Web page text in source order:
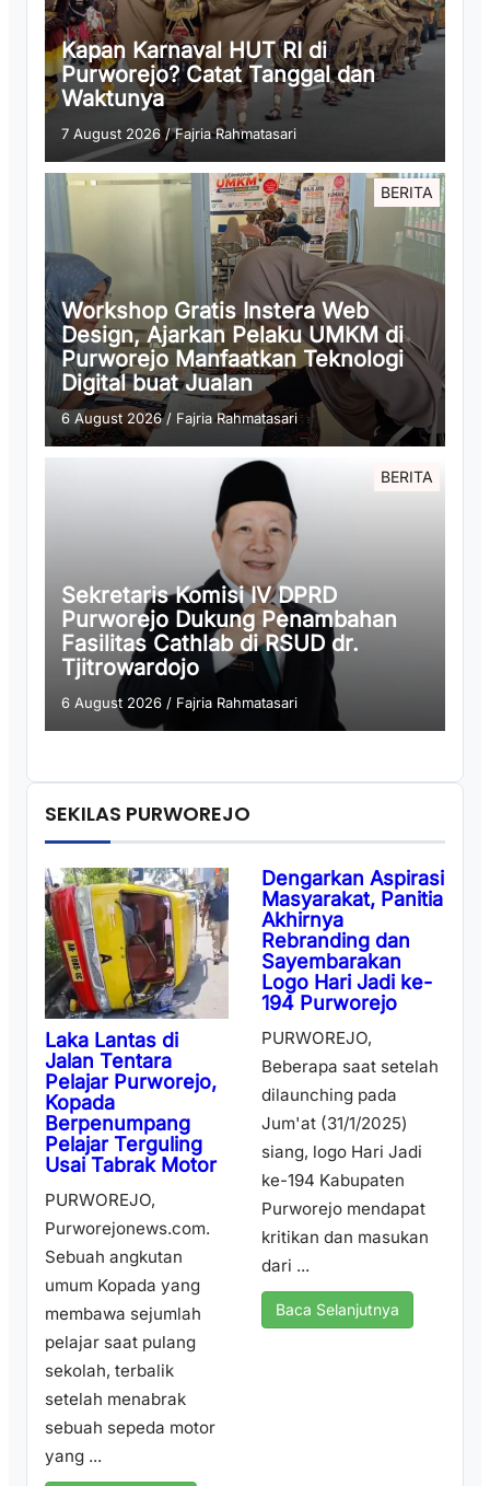
Kapan Karnaval HUT RI di
Purworejo? Catat Tanggal dan
Waktunya
7 August 2026 /Fajria Rahmatasari
BERITA
Workshop Gratis Instera Web
Design, Ajarkan Pelaku UMKM di
Purworejo Manfaatkan Teknologi
Digital buat Jualan
6 August 2026/ Fajria Rahmatasari
BERITA
Sekretaris Komisi IV DPRD
Purworejo Dukung Penambahan
Fasilitas Cathlab di RSUD dr.
Tjitrowardojo
6 August 2026 / Fajria Rahmatasari
SEKILAS PURWOREJO
Laka Lantas di
Jalan Tentara
Pelajar Purworejo,
Kopada
Berpenumpang
Pelajar Terguling
Usai Tabrak Motor
PURWOREJO,
Purworejonews.com.
Sebuah angkutan
umum Kopada yang
membawa sejumlah
pelajar saat pulang
sekolah, terbalik
setelah menabrak
sebuah sepeda motor
yang ...
Dengarkan Aspirasi
Masyarakat, Panitia
Akhirnya
Rebranding dan
Sayembarakan
Logo Hari Jadi ke-
194 Purworejo
PURWOREJO,
Beberapa saat setelah
dilaunching pada
Jum'at (31/1/2025)
siang, logo Hari Jadi
ke-194 Kabupaten
Purworejo mendapat
kritikan dan masukan
dari ...
Baca Selanjutnya